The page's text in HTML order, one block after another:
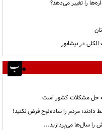
را تغییر می‌دهد؟
حل مشکلات کشور است
مردم را ساده‌لوح فرض نکنید!